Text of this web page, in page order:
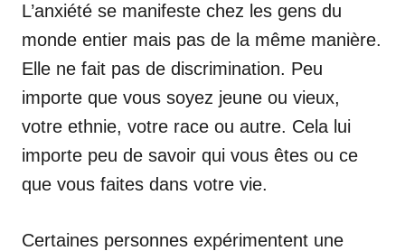
L’anxiété se manifeste chez les gens du
monde entier mais pas de la même manière.
Elle ne fait pas de discrimination. Peu
importe que vous soyez jeune ou vieux,
votre ethnie, votre race ou autre. Cela lui
importe peu de savoir qui vous êtes ou ce
que vous faites dans votre vie.
Certaines personnes expérimentent une